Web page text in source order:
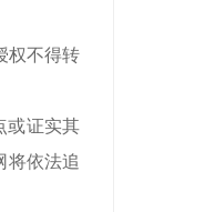
权不得转
或证实其
将依法追